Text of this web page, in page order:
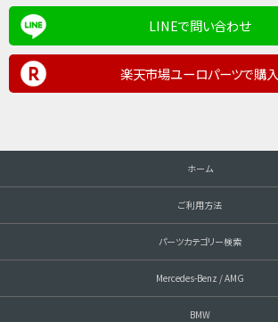
LINEで問い合わせ
楽天市場ユーロパーツで購入
ホーム
ご利用方法
パーツカテゴリー検索
Mercedes-Benz / AMG
BMW